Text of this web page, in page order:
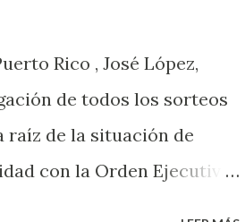
Rico , José López,
de todos los sorteos
de la situación de
con la Orden Ejecutiva